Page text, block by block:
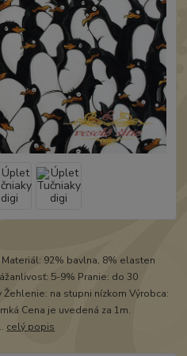
92% bavlna, 8% elasten
5-9% Pranie: do 30
na stupni nízkom Výrobca:
Cena je uvedená za 1m.
celý popis